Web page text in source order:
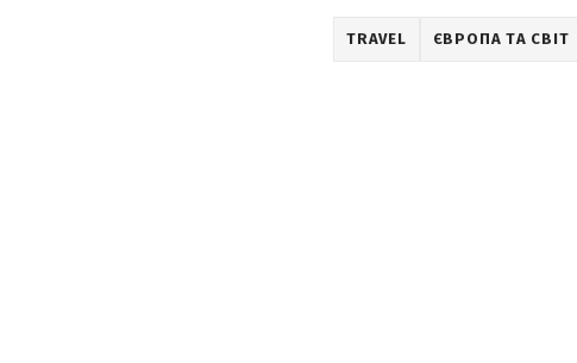
TRAVEL ЄВРОПА ТА СВІТ